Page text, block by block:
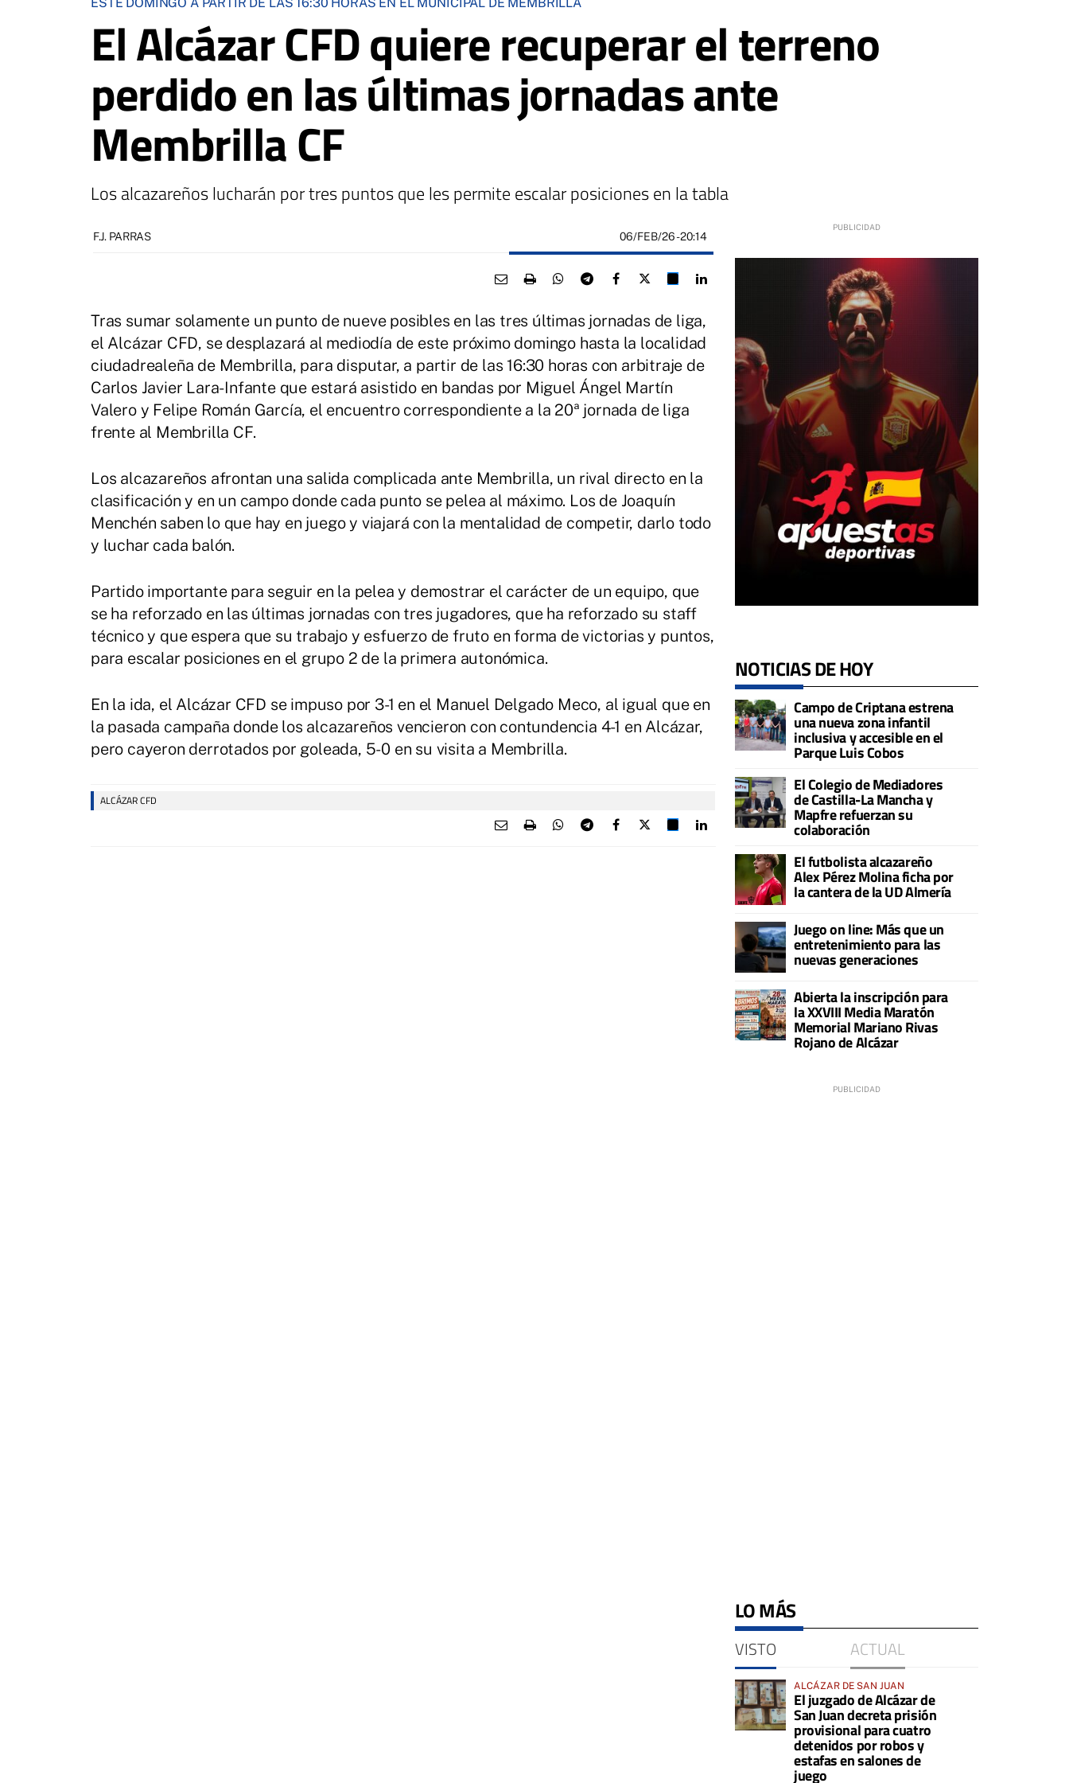
El Alcázar CFD quiere recuperar el terreno
perdido en las últimas jornadas ante
Membrilla CF
Los alcazareños lucharán por tres puntos que les permite escalar posiciones en la tabla
F.J. PARRAS 06/FEB/26- 20:14
Tras sumar solamente un punto de nueve posibles en las tres últimas jornadas de liga,
el Alcázar CFD, se desplazará al mediodía de este próximo domingo hasta la localidad
ciudadrealeña de Membrilla, para disputar, a partir de las 16:30 horas con arbitraje de
Carlos Javier Lara-Infante que estará asistido en bandas por Miguel Ángel Martín
Valero y Felipe Román García, el encuentro correspondiente a la 20ª jornada de liga
frente al Membrilla CF.
Los alcazareños afrontan una salida complicada ante Membrilla, un rival directo en la
clasificación y en un campo donde cada punto se pelea al máximo. Los de Joaquín
Menchén saben lo que hay en juego y viajará con la mentalidad de competir, darlo todo
y luchar cada balón.
Partido importante para seguir en la pelea y demostrar el carácter de un equipo, que
se ha reforzado en las últimas jornadas con tres jugadores, que ha reforzado su staff
técnico y que espera que su trabajo y esfuerzo de fruto en forma de victorias y puntos,
para escalar posiciones en el grupo 2 de la primera autonómica.
En la ida, el Alcázar CFD se impuso por 3-1 en el Manuel Delgado Meco, al igual que en
la pasada campaña donde los alcazareños vencieron con contundencia 4-1 en Alcázar,
pero cayeron derrotados por goleada, 5-0 en su visita a Membrilla.
ALCÁZAR CFD
NOTICIAS DE HOY
Campo de Criptana estrena
una nueva zona infantil
inclusiva y accesible en el
Parque Luis Cobos
El Colegio de Mediadores
de Castilla-La Mancha y
Mapfre refuerzan su
colaboración
El futbolista alcazareño
Alex Pérez Molina ficha por
la cantera de la UD Almería
Juego on line: Más que un
entretenimiento para las
nuevas generaciones
Abierta la inscripción para
la XXVIII Media Maratón
Memorial Mariano Rivas
Rojano de Alcázar
LO MÁS
VISTO ACTUAL
ALCÁZAR DE SAN JUAN
El juzgado de Alcázar de
San Juan decreta prisión
provisional para cuatro
detenidos por robos y
estafas en salones de
juego